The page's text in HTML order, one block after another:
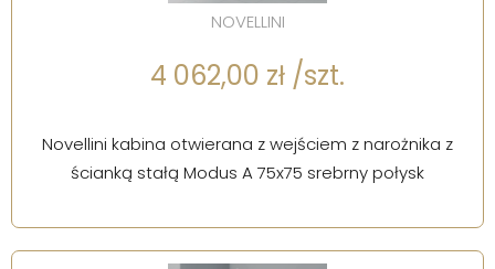
NOVELLINI
4 062,00 zł /szt.
Novellini kabina otwierana z wejściem z narożnika z
ścianką stałą Modus A 75x75 srebrny połysk